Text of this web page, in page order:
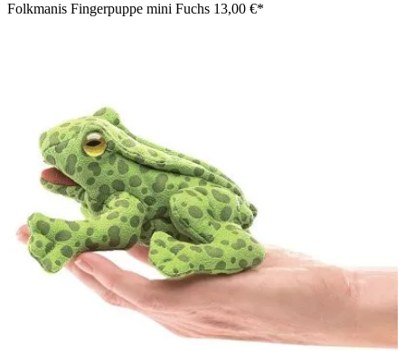
Folkmanis Fingerpuppe mini Fuchs 13,00 €*